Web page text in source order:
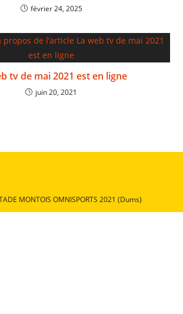
février 24, 2025
tv de mai 2021 est en ligne
juin 20, 2021
MONTOIS OMNISPORTS 2021 (Dums)